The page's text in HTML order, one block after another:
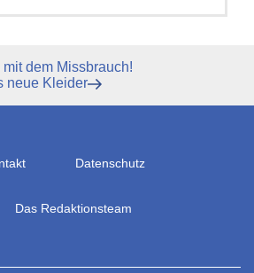
dem Missbrauch!
neue Kleider
Datenschutz
Das Redaktionsteam